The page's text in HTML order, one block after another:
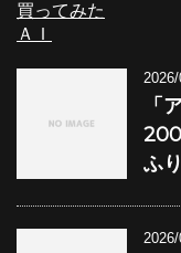
買ってみた
ＡＩ
「
ふ